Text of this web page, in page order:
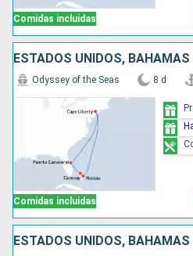
Comidas incluidas
ESTADOS UNIDOS, BAHAMAS
Comidas incluidas
Odyssey of the Seas 8 d
ESTADOS UNIDOS, BAHAMAS